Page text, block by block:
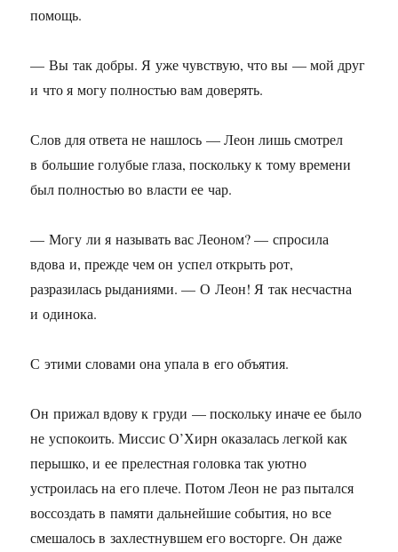
помощь.
— Вы так добры. Я уже чувствую, что вы — мой друг
и что я могу полностью вам доверять.
Слов для ответа не нашлось — Леон лишь смотрел
в большие голубые глаза, поскольку к тому времени
был полностью во власти ее чар.
— Могу ли я называть вас Леоном? — спросила
вдова и, прежде чем он успел открыть рот,
разразилась рыданиями. — О Леон! Я так несчастна
и одинока.
С этими словами она упала в его объятия.
Он прижал вдову к груди — поскольку иначе ее было
не успокоить. Миссис О’Хирн оказалась легкой как
перышко, и ее прелестная головка так уютно
устроилась на его плече. Потом Леон не раз пытался
воссоздать в памяти дальнейшие события, но все
смешалось в захлестнувшем его восторге. Он даже